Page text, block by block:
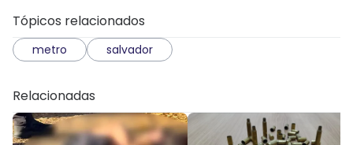
Tópicos relacionados
metro salvador
Relacionadas